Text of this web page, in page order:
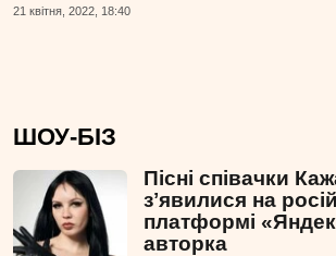
21 квiтня, 2022, 18:40
ШОУ-БІЗ
Пісні співачки
зʼявилися на
платформі
авторка